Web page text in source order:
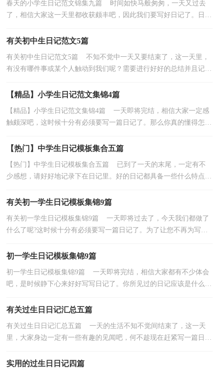
春天的小学生日记范文锦集九篇 时间如快马般匆匆，一天又过去
了，相信大家这一天里都收获颇丰吧，因此我们要写好日记了。日记
有关初中生日记范文5篇
有关初中生日记范文5篇 不知不觉中一天又要结束了，这一天里，
有没有哪件事或某个人触动到我们呢？需要进行好好的总结并且记录
【精品】小学生日记范文集锦4篇
【精品】小学生日记范文集锦4篇 一天即将完结，相信大家一定感
触颇深吧，这时候十分有必须要写一篇日记了。那么你真的懂得怎么
【热门】中学生日记模板集合五篇
【热门】中学生日记模板集合五篇 已到了一天的末尾，一定有不
少感想，请好好地记录下在日记里。好的日记都具备一些什么特点
有关初一学生日记模板集锦9篇
有关初一学生日记模板集锦9篇 一天即将过去了，今天我们都做了
什么了呢?这时候十分有必须要写一篇日记了。为了让您不再为写日
初一学生日记模板集锦9篇
初一学生日记模板集锦9篇 一天即将完结，相信大家都有不少体会
吧，是时候静下心来好好写写日记了。你所见过的日记应该是什么样
有关过生日日记汇总五篇
有关过生日日记汇总五篇 一天的生活不知不觉间结束了，这一天
里，大家身边一定有一些有趣的见闻吧，何不趁现在赶紧写一篇日
实用的过生日日记四篇